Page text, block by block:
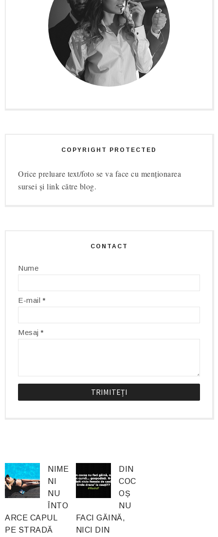
COPYRIGHT PROTECTED
Orice preluare text/foto se va face cu menționarea
sursei și link către blog.
CONTACT
Nume
E-mail*
Mesaj*
NIME
NI
NU
ÎNTO
ARCE CAPUL
PE STRADĂ
DIN
COC
OȘ
NU
FACI GĂINĂ,
NICI DIN